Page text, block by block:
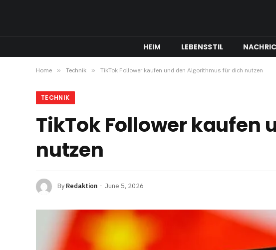
HEIM LEBENSSTIL
Home » Technik » TikTok Follower kaufen und den Algorithmus für dich nutzen
TECHNIK
TikTok Follower kaufen
nutzen
By Redaktion June 5, 2026